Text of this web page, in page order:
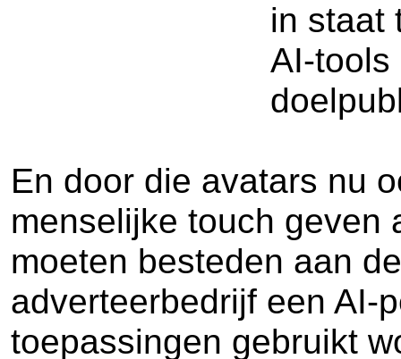
in staat
AI-tools
En door die avatars nu
menselijke touch geven
moeten besteden aan
adverteerbedrijf een AI-
toepassingen gebruikt